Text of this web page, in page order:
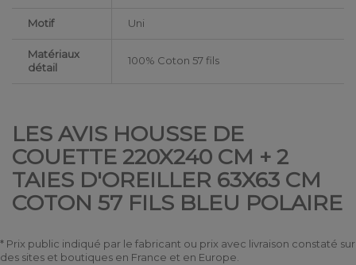
Motif Uni
Matériaux
détail
100% Coton 57 fils
LES AVIS HOUSSE DE
COUETTE 220X240 CM + 2
TAIES D'OREILLER 63X63 CM
COTON 57 FILS BLEU POLAIRE
* Prix public indiqué par le fabricant ou prix avec livraison constaté sur
des sites et boutiques en France et en Europe.